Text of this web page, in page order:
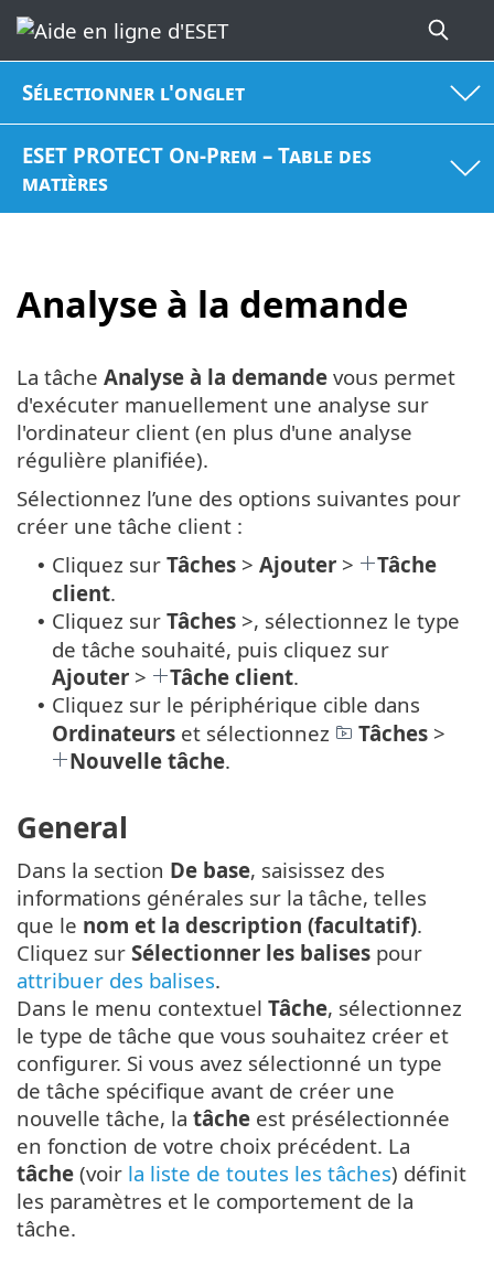
Sélectionner l'onglet
ESET PROTECT On-Prem – Table des
matières
Analyse à la demande
La tâche Analyse à la demande vous permet
d'exécuter manuellement une analyse sur
l'ordinateur client (en plus d'une analyse
régulière planifiée).
Sélectionnez l’une des options suivantes pour
créer une tâche client :
• Cliquez sur Tâches > Ajouter >
Tâche
client.
• Cliquez sur Tâches >, sélectionnez le type
de tâche souhaité, puis cliquez sur
Ajouter > Tâche client.
• Cliquez sur le périphérique cible dans
Ordinateurs et sélectionnez Tâches >
Nouvelle tâche.
General
Dans la section De base, saisissez des
informations générales sur la tâche, telles
que le nom et la description (facultatif).
Cliquez sur Sélectionner les balises pour
attribuer des balises.
Dans le menu contextuel Tâche, sélectionnez
le type de tâche que vous souhaitez créer et
configurer. Si vous avez sélectionné un type
de tâche spécifique avant de créer une
nouvelle tâche, la tâche est présélectionnée
en fonction de votre choix précédent. La
tâche (voir la liste de toutes les tâches) définit
les paramètres et le comportement de la
tâche.